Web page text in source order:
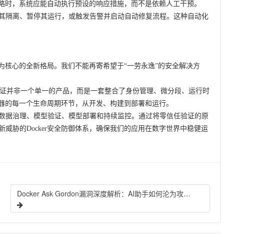
，系统应能自动执行预设的响应措施，而不是依赖人工干预。
离、暂停其运行，或触发告警并启动自动修复流程。这种自动化
心的全新格局。我们不能再寄希望于“一劳永逸”的安全解决方
并非一个单一的产品，而是一套整合了身份管理、微分段、运行时
每一个生命周期环节，从开发、构建到部署和运行。
治理、模型验证、模型部署和持续监控。通过将零信任验证的原
胁的Docker安全防御体系，确保我们的应用在数字世界中稳健运
Docker Ask Gordon漏洞深度解析：AI助手如何沦为攻击跳板？